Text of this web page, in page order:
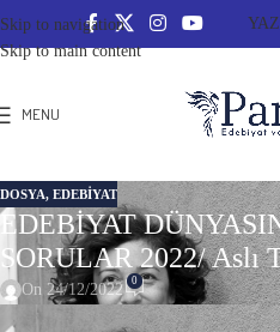
Skip to navigation
Skip to main content
MENU
DOSYA, EDEBİYAT
EDEBİYAT
SORULAR 2022/ Aslı
On 24/12/2022 0